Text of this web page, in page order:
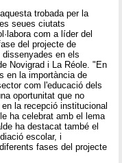
trobada per la
seues ciutats
com a líder del
del projecte de
en els
Novigrad i La Réole. "En
en la importància de
com l'educació dels
oportunitat que no
la recepció institucional
ha celebrat amb el lema
ha destacat també el
escolar, i
fases del projecte